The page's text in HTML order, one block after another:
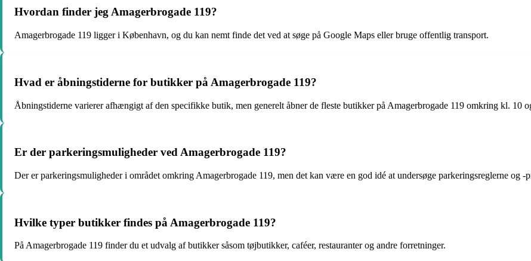
Hvordan finder jeg Amagerbrogade 119?
Amagerbrogade 119 ligger i København, og du kan nemt finde det ved at søge på Google Maps eller bruge offentlig transport.
Hvad er åbningstiderne for butikker på Amagerbrogade 119?
Åbningstiderne varierer afhængigt af den specifikke butik, men generelt åbner de fleste butikker på Amagerbrogade 119 omkring kl. 10
Er der parkeringsmuligheder ved Amagerbrogade 119?
Der er parkeringsmuligheder i området omkring Amagerbrogade 119, men det kan være en god idé at undersøge parkeringsreglerne og -
Hvilke typer butikker findes på Amagerbrogade 119?
På Amagerbrogade 119 finder du et udvalg af butikker såsom tøjbutikker, caféer, restauranter og andre forretninger.